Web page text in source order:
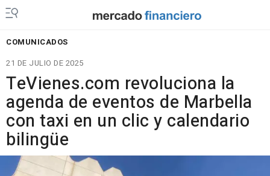
COMUNICADOS
21 DE JULIO DE 2025
TeVienes.com revoluciona la
agenda de eventos de Marbella
con taxi en un clic y calendario
bilingüe